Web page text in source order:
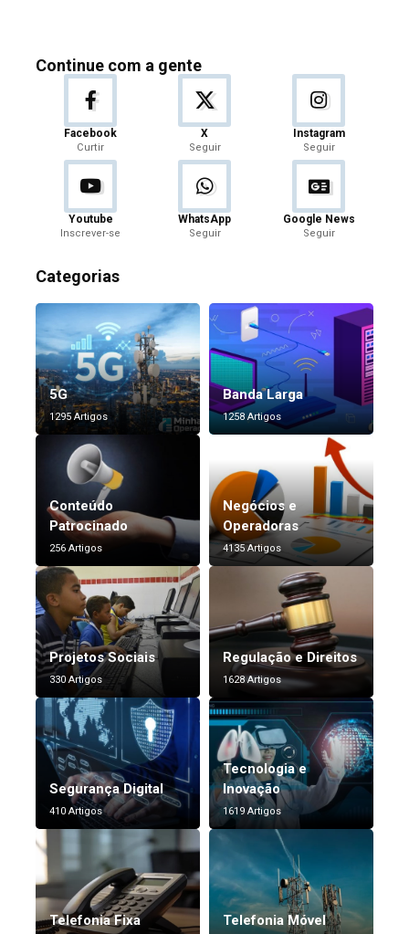
Continue com a gente
Facebook
Curtir
X
Seguir
Instagram
Seguir
Youtube
Inscrever-se
WhatsApp
Seguir
Google News
Seguir
Categorias
5G
1295 Artigos
Banda Larga
1258 Artigos
Conteúdo
Patrocinado
256 Artigos
Negócios e
Operadoras
4135 Artigos
Projetos Sociais
330 Artigos
Regulação e Direitos
1628 Artigos
Segurança Digital
410 Artigos
Tecnologia e
Inovação
1619 Artigos
Telefonia Fixa Telefonia Móvel